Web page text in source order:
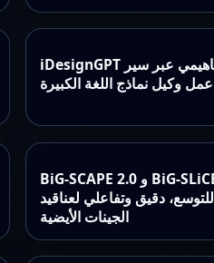
iDesignGPT يعزّز التصميم المفاهيمي عبر سير
عمل وكيل نماذج اللغة الكبيرة
BiG-SCAPE 2.0 و BiG-SLiCE 2.0: تجميع
دقيق وتفاعلي لعناقيد
الجينات الأيضية